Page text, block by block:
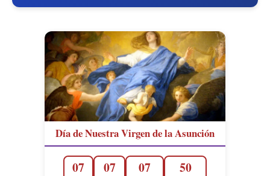
Día de Nuestra Virgen de la Asunción
07 07 07 48